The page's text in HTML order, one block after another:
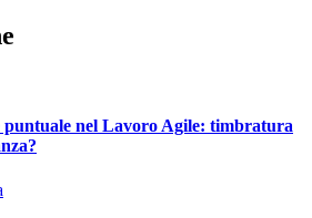
puntuale nel Lavoro Agile: timbratura